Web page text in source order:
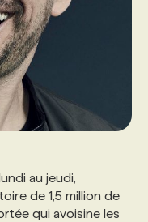
au jeudi,
de 1,5 million de
qui avoisine les